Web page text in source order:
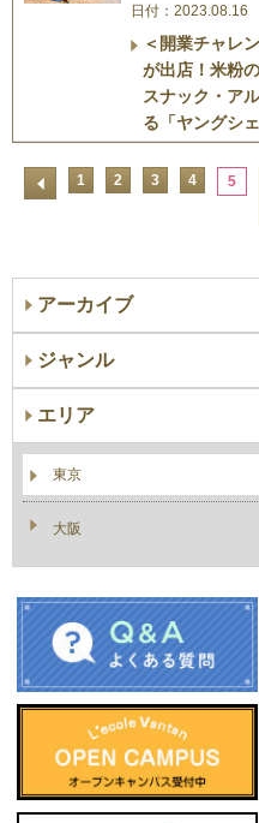
日付：2023.08.16
＜開業チャレ
が出店！米粉
スナック・ア
る「ヤングシ
1 2 3 4 5
アーカイブ
ジャンル
エリア
東京
大阪